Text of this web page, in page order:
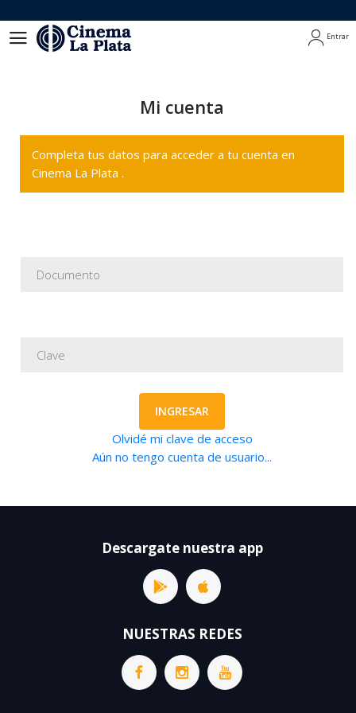
Entrar
Mi cuenta
Completa tus datos para acceder a tu cuenta en
Cinema La Plata .
INGRESAR
Olvidé mi clave de acceso
Aún no tengo cuenta de usuario...
Descargate nuestra app
NUESTRAS REDES